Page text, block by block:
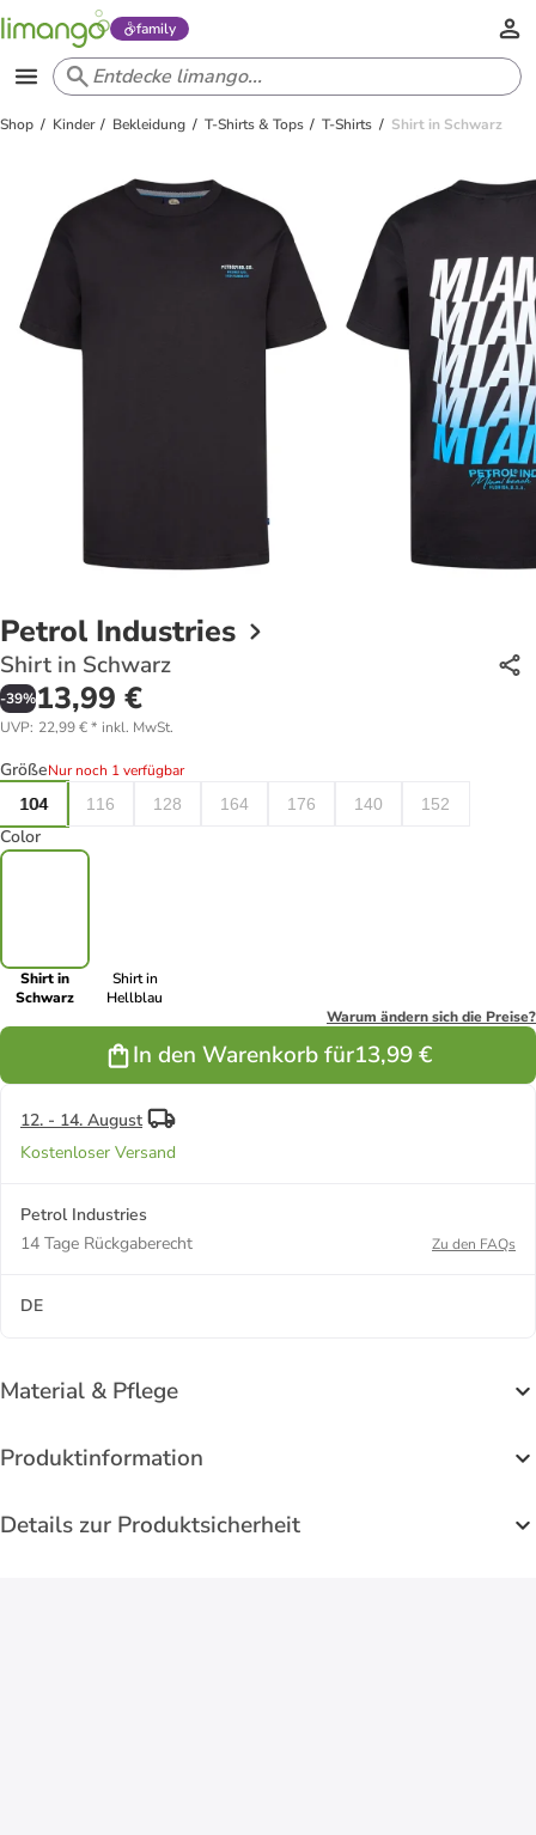
family
Shop Kinder Bekleidung T-Shirts & Tops T-Shirts Shirt in Schwarz
Petrol Industries
Shirt in Schwarz
-39%13,99 €
UVP: 22,99 €* inkl. MwSt.
GrößeNur noch 1 verfügbar
104
116 128 164 176 140 152
Color
Shirt in
Schwarz
Shirt in
Hellblau
Warum ändern sich die Preise?
In den Warenkorb für13,99 €
12. - 14. August
Kostenloser Versand
Petrol Industries
14 Tage Rückgaberecht
Zu den FAQs
DE
Material & Pflege
Produktinformation
Details zur Produktsicherheit